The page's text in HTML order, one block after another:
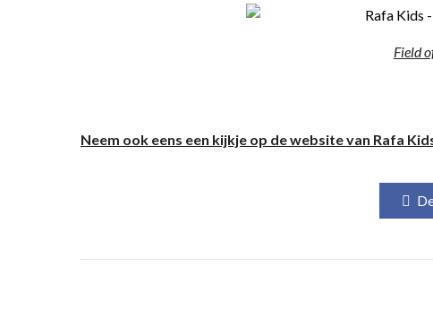
Field
Neem ook eens een kijkje op de website van Rafa